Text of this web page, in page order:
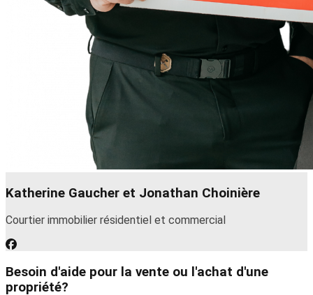
Katherine Gaucher et Jonathan Choinière
Courtier immobilier résidentiel et commercial
Besoin d'aide pour la vente ou l'achat d'une
propriété?